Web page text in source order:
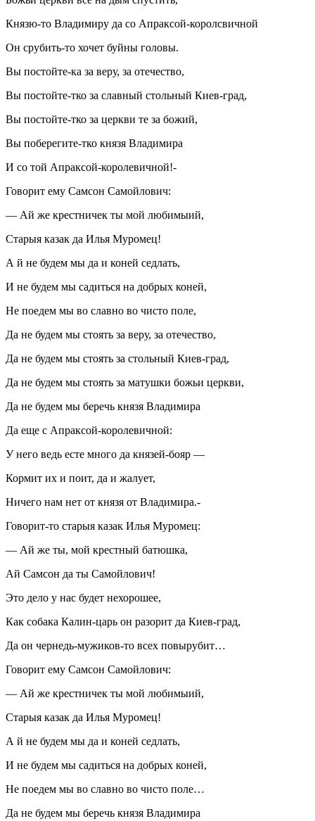
Князю-то Владимиру да со Апраксой-королсвичной
Он срубить-то хочет буйны головы.
Вы постойте-ка за веру, за отечество,
Вы постойте-тко за славный стольный Киев-град,
Вы постойте-тко за церкви те за божий,
Вы поберегите-тко князя Владимира
И со той Апраксой-королевичной!-
Говорит ему Самсон Самойлович:
— Ай же крестничек ты мой любимыий,
Старыя казак да Илья Муромец!
А й не будем мы да и коней седлать,
И не будем мы садиться на добрых коней,
Не поедем мы во славно во чисто поле,
Да не будем мы стоять за веру, за отечество,
Да не будем мы стоять за стольный Киев-град,
Да не будем мы стоять за матушки божьи церкви,
Да не будем мы беречь князя Владимира
Да еще с Апраксой-королевичной:
У него ведь есте много да князей-бояр —
Кормит их и поит, да и жалует,
Ничего нам нет от князя от Владимира.-
Говорит-то старыя казак Илья Муромец:
— Ай же ты, мой крестный батюшка,
Ай Самсон да ты Самойлович!
Это дело у нас будет нехорошее,
Как собака Калин-царь он разорит да Киев-град,
Да он чернедь-мужиков-то всех повырубит…
Говорит ему Самсон Самойлович:
— Ай же крестничек ты мой любимыий,
Старыя казак да Илья Муромец!
А й не будем мы да и коней седлать,
И не будем мы садиться на добрых коней,
Не поедем мы во славно во чисто поле…
Да не будем мы беречь князя Владимира